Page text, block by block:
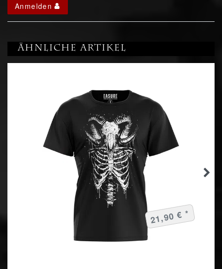
Anmelden
Ähnliche Artikel
21,90 € *